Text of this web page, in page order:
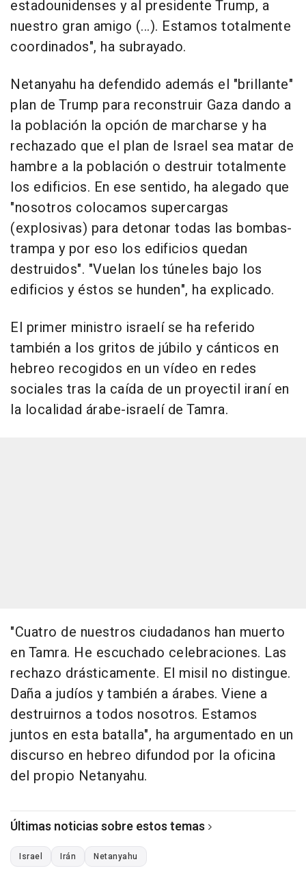
estadounidenses y al presidente Trump, a
nuestro gran amigo (...). Estamos totalmente
coordinados", ha subrayado.
Netanyahu ha defendido además el "brillante"
plan de Trump para reconstruir Gaza dando a
la población la opción de marcharse y ha
rechazado que el plan de Israel sea matar de
hambre a la población o destruir totalmente
los edificios. En ese sentido, ha alegado que
"nosotros colocamos supercargas
(explosivas) para detonar todas las bombas-
trampa y por eso los edificios quedan
destruidos". "Vuelan los túneles bajo los
edificios y éstos se hunden", ha explicado.
El primer ministro israelí se ha referido
también a los gritos de júbilo y cánticos en
hebreo recogidos en un vídeo en redes
sociales tras la caída de un proyectil iraní en
la localidad árabe-israelí de Tamra.
"Cuatro de nuestros ciudadanos han muerto
en Tamra. He escuchado celebraciones. Las
rechazo drásticamente. El misil no distingue.
Daña a judíos y también a árabes. Viene a
destruirnos a todos nosotros. Estamos
juntos en esta batalla", ha argumentado en un
discurso en hebreo difundod por la oficina
del propio Netanyahu.
Últimas noticias sobre estos temas
Israel Irán Netanyahu